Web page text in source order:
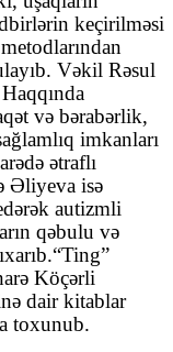
keçirilməsi
Vəkil Rəsul
və bərabərlik,
imkanları
ətraflı
Əliyeva isə
autizmli
qəbulu və
Köçərli
dair kitablar
toxunub.